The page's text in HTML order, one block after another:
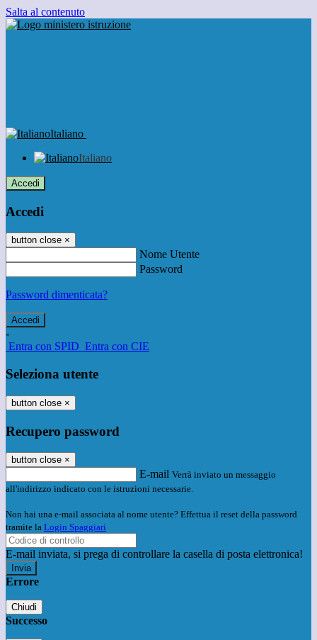
Salta al contenuto
Italiano
Italiano
Accedi
Accedi
button close ×
Nome Utente
Password
Password dimenticata?
-
Entra con SPID Entra con CIE
Seleziona utente
button close ×
Recupero password
button close ×
E-mail Verrà inviato un messaggio
all'indirizzo indicato con le istruzioni necessarie.
Non hai una e-mail associata al nome utente? Effettua il reset della password
tramite la Login Spaggiari
E-mail inviata, si prega di controllare la casella di posta elettronica!
Errore
Chiudi
Successo